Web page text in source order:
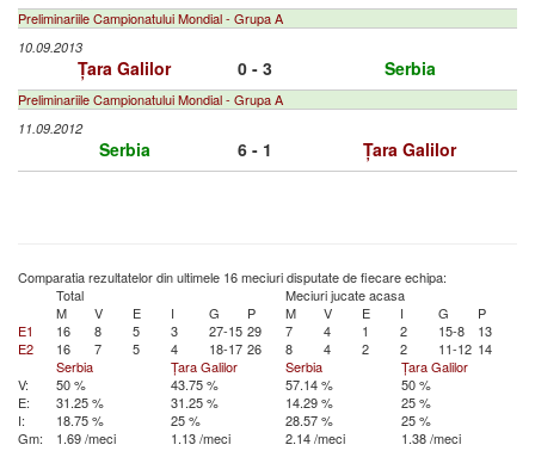
Preliminariile Campionatului Mondial - Grupa A
10.09.2013
Țara Galilor 0 - 3 Serbia
Preliminariile Campionatului Mondial - Grupa A
11.09.2012
Serbia 6 - 1 Țara Galilor
Comparatia rezultatelor din ultimele 16 meciuri disputate de fiecare echipa:
Total
Meciuri jucate acasa
M
V E I G P M V E I G
P
E1
16 8 5 3 27-15 29 7 4 1 2 15-8
13
E2
16 7 5 4 18-17 26 8 4 2 2 11-12 14
Serbia
Țara Galilor Serbia
Țara Galilor
V:
50 % 43.75 % 57.14 %
50 %
E:
31.25 % 31.25 % 14.29 %
25 %
I:
18.75 % 25 % 28.57 %
25 %
Gm:
1.69 /meci 1.13 /meci 2.14 /meci
1.38 /meci